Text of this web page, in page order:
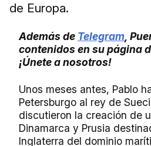
de Europa.
Además de Telegram ,
contenidos en su página
¡Únete a nosotros!
Unos meses antes, Pablo
Petersburgo al rey de
discutieron la creación de
Dinamarca y Prusia
Inglaterra del dominio